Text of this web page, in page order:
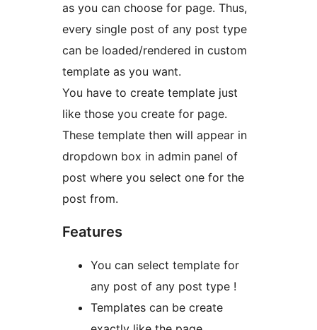
as you can choose for page. Thus,
every single post of any post type
can be loaded/rendered in custom
template as you want.
You have to create template just
like those you create for page.
These template then will appear in
dropdown box in admin panel of
post where you select one for the
post from.
Features
You can select template for
any post of any post type !
Templates can be create